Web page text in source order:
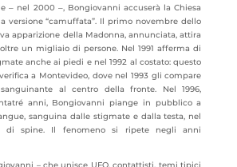
‒ nel 2000 ‒, Bongiovanni accuserà la Chiesa
versione “camuffata”. Il primo novembre dello
apparizione della Madonna, annunciata, attira
un migliaio di persone. Nel 1991 afferma di
anche ai piedi e nel 1992 al costato: questo
a Montevideo, dove nel 1993 gli compare
al centro della fronte. Nel 1996,
anni, Bongiovanni piange in pubblico a
sanguina dalle stigmate e dalla testa, nel
di spine. Il fenomeno si ripete negli anni